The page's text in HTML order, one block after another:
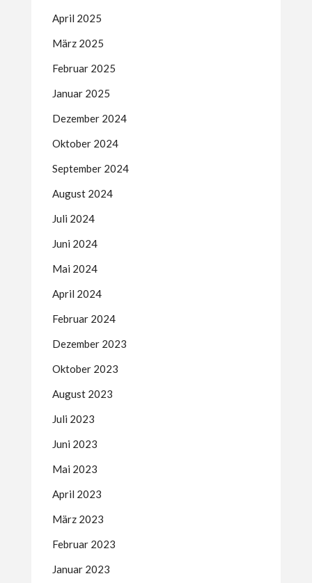
April 2025
März 2025
Februar 2025
Januar 2025
Dezember 2024
Oktober 2024
September 2024
August 2024
Juli 2024
Juni 2024
Mai 2024
April 2024
Februar 2024
Dezember 2023
Oktober 2023
August 2023
Juli 2023
Juni 2023
Mai 2023
April 2023
März 2023
Februar 2023
Januar 2023